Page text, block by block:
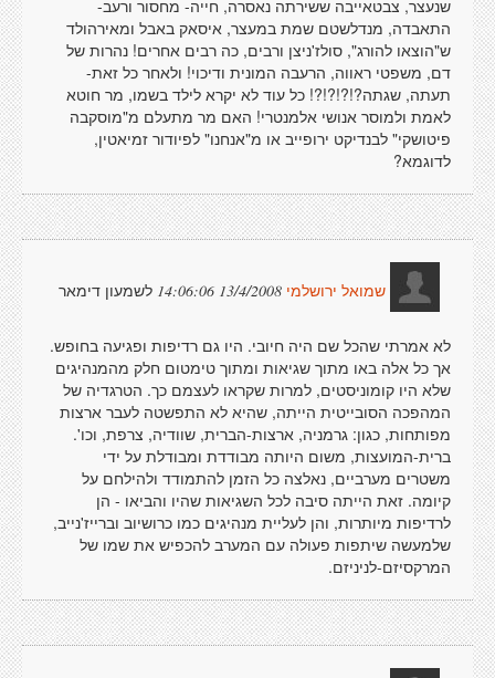
שנעצר, צבטאייבה ששירתה נאסרה, חייה- מחסור ורעב-
התאבדה, מנדלשטם שמת במעצר, איסאק באבל ומאירהולד
ש"הוצאו להורג", סולז'ניצן ורבים, כה רבים אחרים! נהרות של
דם, משפטי ראווה, הרעבה המונית ודיכוי! ולאחר כל זאת-
תעתה, שגתה?!?!?!?! כל עוד לא יקרא לילד בשמו, מר חוטא
לאמת ולמוסר אנושי אלמנטרי! האם מר מתעלם מ"מוסקבה
פיטושקי" לבנדיקט ירופייב או מ"אנחנו" לפיודור זמיאטין,
לדוגמא?
שמואל ירושלמי 13/4/2008 14:06:06 לשמעון דימאר
לא אמרתי שהכל שם היה חיובי. היו גם רדיפות ופגיעה בחופש.
אך כל אלה באו מתוך שגיאות ומתוך טימטום חלק מהמנהיגים
שלא היו קומוניסטים, למרות שקראו לעצמם כך. הטרגדיה של
המהפכה הסובייטית הייתה, שהיא לא התפשטה לעבר ארצות
מפותחות, כגון: גרמניה, ארצות-הברית, שוודיה, צרפת, וכו'.
ברית-המועצות, משום היותה מבודדת ומבודלת על ידי
משטרים מערביים, נאלצה כל הזמן להתמודד ולהילחם על
קיומה. זאת הייתה סיבה לכל השגיאות שהיו והביאו - הן
לרדיפות מיותרות, והן לעליית מנהיגים כמו כרושיוב וברייז'נייב,
שלמעשה שיתפות פעולה עם המערב להכפיש את שמו של
המרקסיזם-לניניזם.